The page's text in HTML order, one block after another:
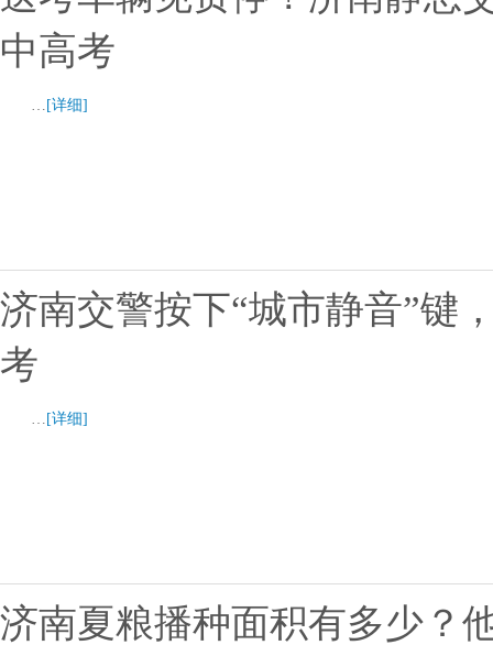
中高考
… [详细]
济南交警按下“城市静音”键
考
… [详细]
济南夏粮播种面积有多少？